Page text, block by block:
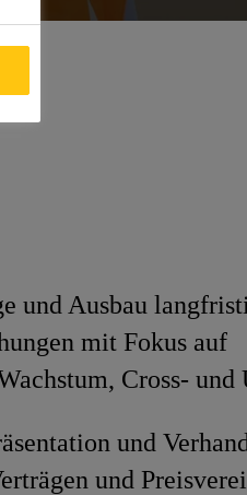
und Ausbau
mit Fokus auf
Cross-
und
und